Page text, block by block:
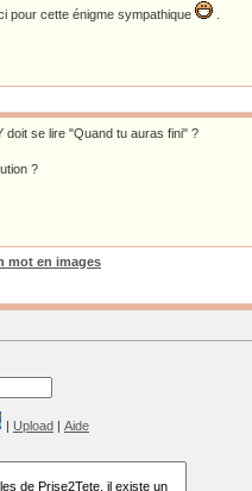
pour cette énigme sympathique
doit se lire "Quand tu auras fini" ?
?
mot en images
| Upload | Aide